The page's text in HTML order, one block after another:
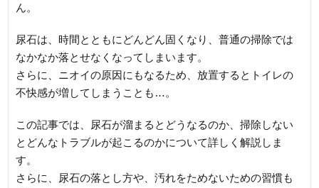
ん。
尿石は、時間とともにどんどん固くなり、普通の掃除では
なかなか落とせなくなってしまいます。
さらに、ニオイの原因にもなるため、放置するとトイレの
不快感が増してしまうことも…。
この記事では、尿石が溜まるとどうなるのか、掃除しない
とどんなトラブルが起こるのかについて詳しく解説しま
す。
さらに、尿石の落とし方や、汚れをためないための習慣も